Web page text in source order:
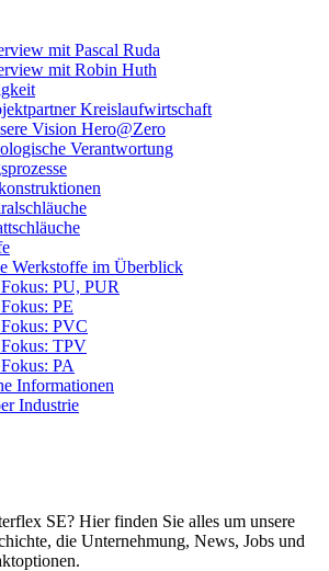
mit Pascal Ruda
mit Robin Huth
Kreislaufwirtschaft
Vision Hero@Zero
Verantwortung
Werkstoffe im Überblick
PU, PUR
PE
PVC
TPV
PA
Informationen
Industrie
SE? Hier finden Sie alles um unsere
die Unternehmung, News, Jobs und